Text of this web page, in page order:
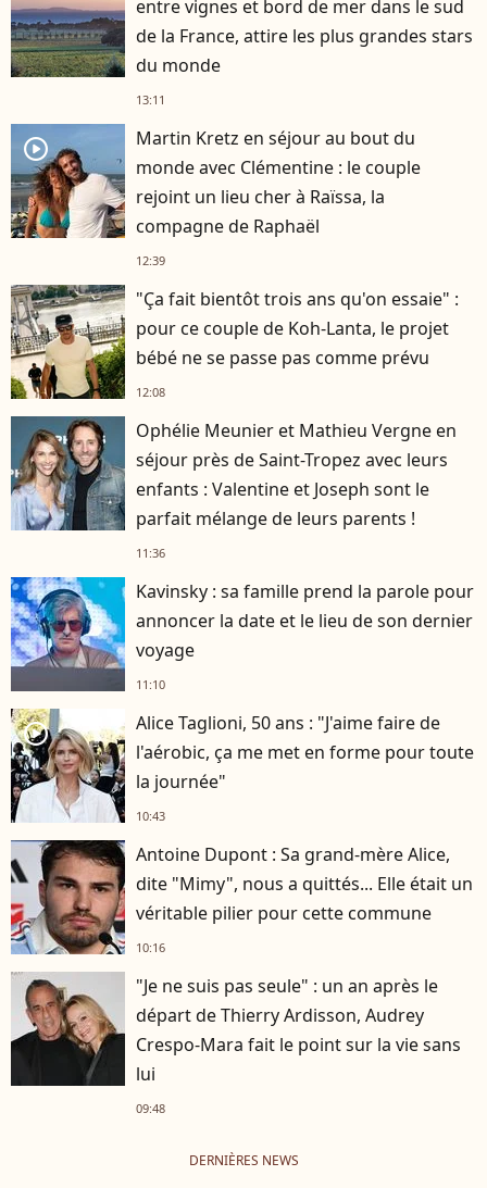
entre vignes et bord de mer dans le sud
de la France, attire les plus grandes stars
du monde
13:11
player2
Martin Kretz en séjour au bout du
monde avec Clémentine : le couple
rejoint un lieu cher à Raïssa, la
compagne de Raphaël
12:39
"Ça fait bientôt trois ans qu'on essaie" :
pour ce couple de Koh-Lanta, le projet
bébé ne se passe pas comme prévu
12:08
Ophélie Meunier et Mathieu Vergne en
séjour près de Saint-Tropez avec leurs
enfants : Valentine et Joseph sont le
parfait mélange de leurs parents !
11:36
Kavinsky : sa famille prend la parole pour
annoncer la date et le lieu de son dernier
voyage
11:10
player2
Alice Taglioni, 50 ans : "J'aime faire de
l'aérobic, ça me met en forme pour toute
la journée"
10:43
Antoine Dupont : Sa grand-mère Alice,
dite "Mimy", nous a quittés... Elle était un
véritable pilier pour cette commune
10:16
"Je ne suis pas seule" : un an après le
départ de Thierry Ardisson, Audrey
Crespo-Mara fait le point sur la vie sans
lui
09:48
DERNIÈRES NEWS